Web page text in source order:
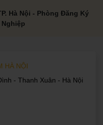
Hà Nội - Phòng Đăng Ký
HÀ NỘI
- Thanh Xuân - Hà Nội